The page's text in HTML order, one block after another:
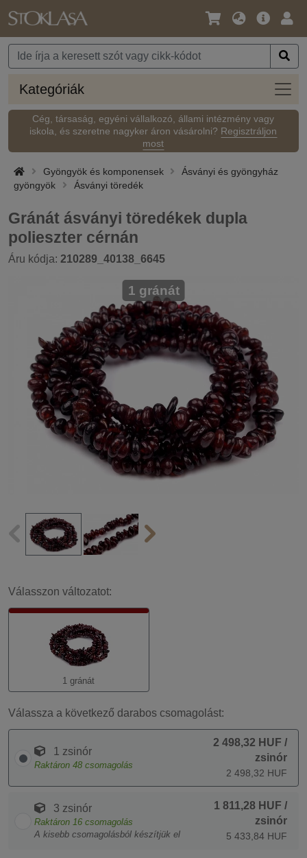
Nyelv
Pénznem
Fő
Kategóriák
Cég, társaság, egyéni vállalkozó, állami intézmény vagy
iskola, és szeretne nagyker áron vásárolni? Regisztráljon
most
Gyöngyök és komponensek
Ásványi és gyöngyház
gyöngyök
Ásványi töredék
Gránát ásványi töredékek dupla
polieszter cérnán
Áru kódja: 210289_40138_6645
1 gránát
Válasszon változatot:
1 gránát
Válassza a következő darabos csomagolást:
1 zsinór
Raktáron 48 csomagolás
2 498,32 HUF /
zsinór
2 498,32 HUF
3 zsinór
Raktáron 16 csomagolás
A kisebb csomagolásból készítjük el
1 811,28 HUF /
zsinór
5 433,84 HUF